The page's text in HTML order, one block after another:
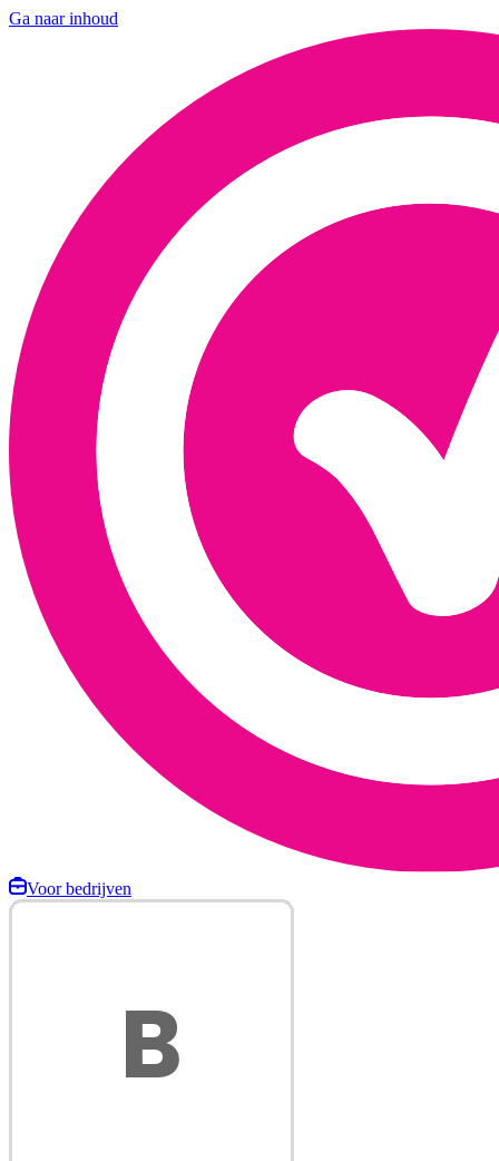
Ga naar inhoud
Voor bedrijven